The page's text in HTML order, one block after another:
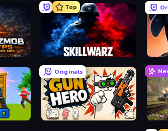
Top
SkillWarz
Originals
Gun Hero: Cat Survival